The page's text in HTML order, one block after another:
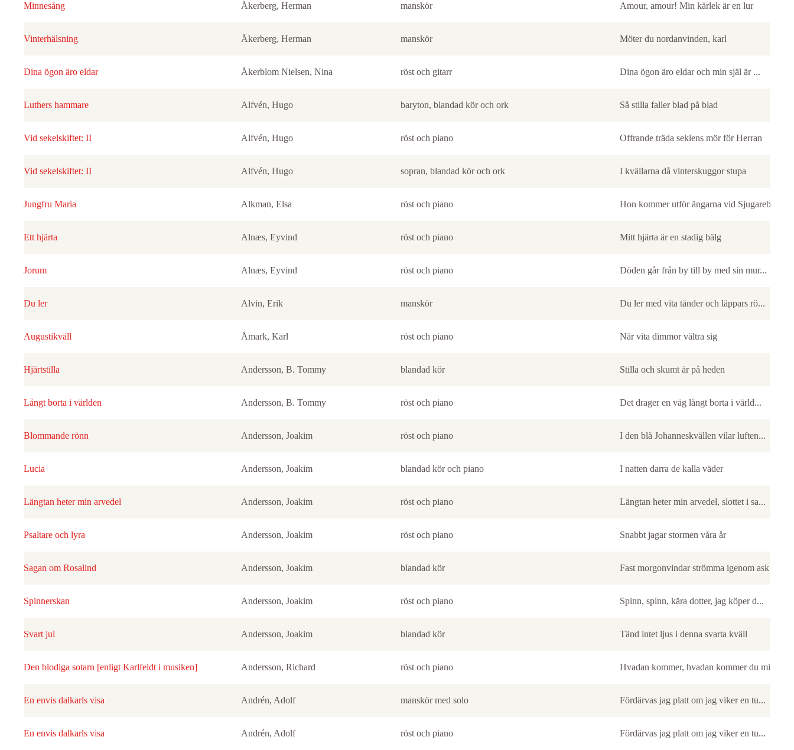
Minnesång Åkerberg, Herman manskör Amour, amour! Min kärlek är en lur
Vinterhälsning Åkerberg, Herman manskör Möter du nordanvinden, karl
Dina ögon äro eldar Åkerblom Nielsen, Nina röst och gitarr Dina ögon äro eldar och min själ är ...
Luthers hammare Alfvén, Hugo baryton, blandad kör och ork Så stilla faller blad på blad
Vid sekelskiftet: II Alfvén, Hugo röst och piano Offrande träda seklens mör för Herran
Vid sekelskiftet: II Alfvén, Hugo sopran, blandad kör och ork I kvällarna då vinterskuggor stupa
Jungfru Maria Alkman, Elsa röst och piano Hon kommer utför ängarna vid Sjugareby
Ett hjärta Alnæs, Eyvind röst och piano Mitt hjärta är en stadig bälg
Jorum Alnæs, Eyvind röst och piano Döden går från by till by med sin mur...
Du ler Alvin, Erik manskör Du ler med vita tänder och läppars rö...
Augustikväll Åmark, Karl röst och piano När vita dimmor vältra sig
Hjärtstilla Andersson, B. Tommy blandad kör Stilla och skumt är på heden
Långt borta i världen Andersson, B. Tommy röst och piano Det drager en väg långt borta i värld...
Blommande rönn Andersson, Joakim röst och piano I den blå Johanneskvällen vilar luften...
Lucia Andersson, Joakim blandad kör och piano I natten darra de kalla väder
Längtan heter min arvedel Andersson, Joakim röst och piano Längtan heter min arvedel, slottet i sa...
Psaltare och lyra Andersson, Joakim röst och piano Snabbt jagar stormen våra år
Sagan om Rosalind Andersson, Joakim blandad kör Fast morgonvindar strömma igenom ask oc...
Spinnerskan Andersson, Joakim röst och piano Spinn, spinn, kära dotter, jag köper d...
Svart jul Andersson, Joakim blandad kör Tänd intet ljus i denna svarta kväll
Den blodiga sotarn [enligt Karlfeldt i musiken] Andersson, Richard röst och piano Hvadan kommer, hvadan kommer du min
En envis dalkarls visa Andrén, Adolf manskör med solo Fördärvas jag platt om jag viker en tu...
En envis dalkarls visa Andrén, Adolf röst och piano Fördärvas jag platt om jag viker en tu...